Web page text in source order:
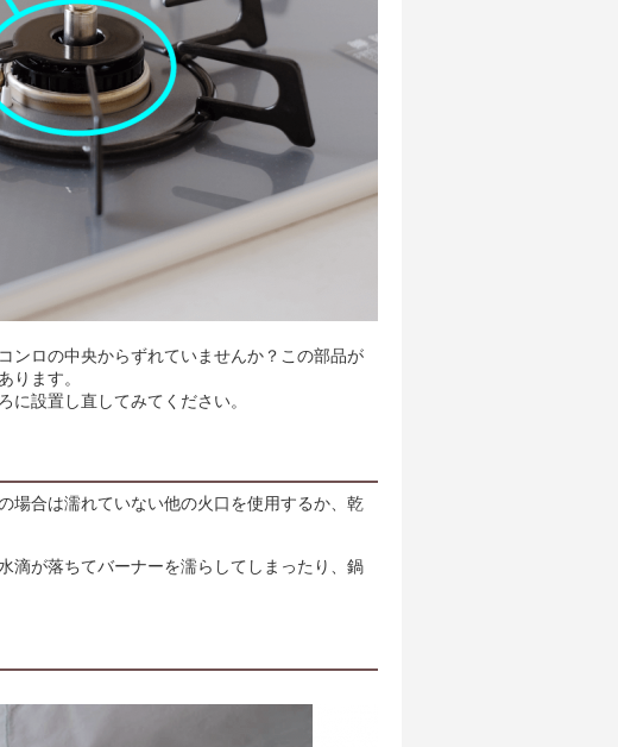
ンロの中央からずれていませんか？この部品が
ります。
に設置し直してみてください。
場合は濡れていない他の火口を使用するか、乾
滴が落ちてバーナーを濡らしてしまったり、鍋